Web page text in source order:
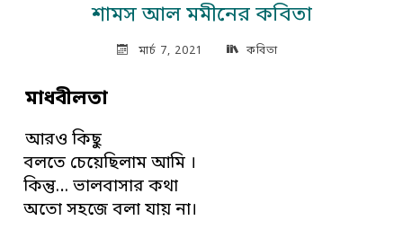
শামস আল মমীনের কবিতা
মার্চ 7, 2021 কবিতা
মাধবীলতা
আরও কিছু
বলতে চেয়েছিলাম আমি ।
কিন্তু… ভালবাসার কথা
অতো সহজে বলা যায় না।